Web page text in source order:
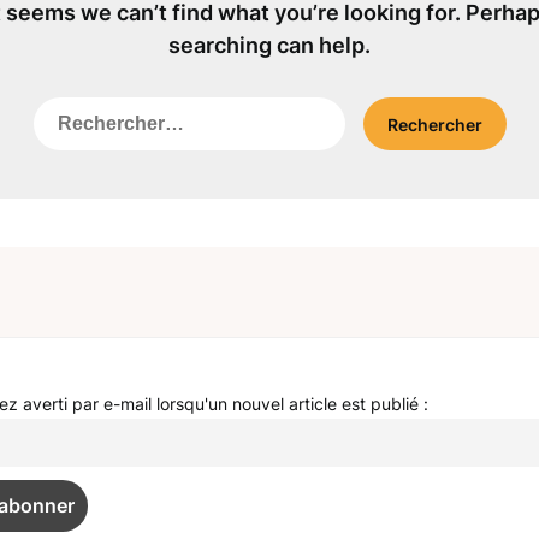
seems we can’t find what you’re looking for.
searching can help.
Rechercher :
averti par e-mail lorsqu'un nouvel article est publié :